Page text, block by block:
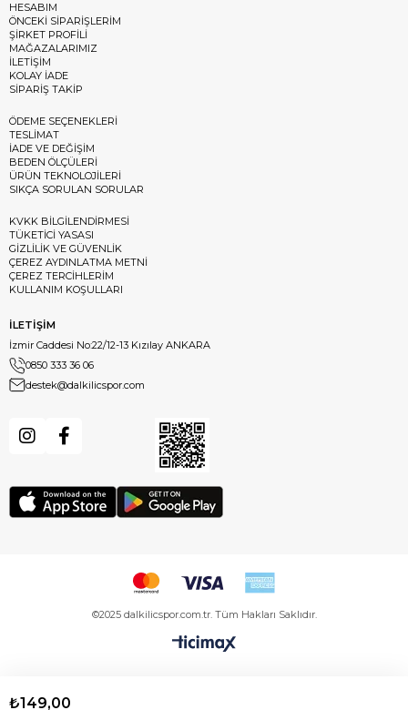
HESABIM
ÖNCEKİ SİPARİŞLERİM
ŞİRKET PROFİLİ
MAĞAZALARIMIZ
İLETİŞİM
KOLAY İADE
SİPARİŞ TAKİP
ÖDEME SEÇENEKLERİ
TESLİMAT
İADE VE DEĞİŞİM
BEDEN ÖLÇÜLERİ
ÜRÜN TEKNOLOJİLERİ
SIKÇA SORULAN SORULAR
KVKK BİLGİLENDİRMESİ
TÜKETİCİ YASASI
GİZLİLİK VE GÜVENLİK
ÇEREZ AYDINLATMA METNİ
ÇEREZ TERCİHLERİM
KULLANIM KOŞULLARI
İLETİŞİM
İzmir Caddesi No:22/12-13 Kızılay ANKARA
0850 333 36 06
destek@dalkilicspor.com
©2025 dalkilicspor.com.tr. Tüm Hakları Saklıdır.
₺149,00